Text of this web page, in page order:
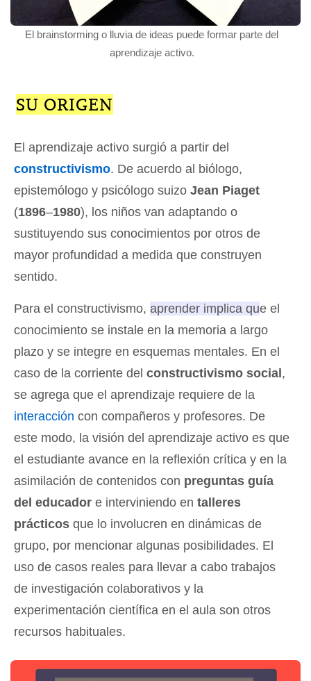
El brainstorming o lluvia de ideas puede formar parte del
aprendizaje activo.
SU ORIGEN
El aprendizaje activo surgió a partir del
constructivismo. De acuerdo al biólogo,
epistemólogo y psicólogo suizo Jean Piaget
(1896–1980), los niños van adaptando o
sustituyendo sus conocimientos por otros de
mayor profundidad a medida que construyen
sentido.
Para el constructivismo, aprender implica que el
conocimiento se instale en la memoria a largo
plazo y se integre en esquemas mentales. En el
caso de la corriente del constructivismo social ,
se agrega que el aprendizaje requiere de la
interacción con compañeros y profesores. De
este modo, la visión del aprendizaje activo es que
el estudiante avance en la reflexión crítica y en la
asimilación de contenidos con preguntas guía
del educador e interviniendo en talleres
prácticos que lo involucren en dinámicas de
grupo, por mencionar algunas posibilidades. El
uso de casos reales para llevar a cabo trabajos
de investigación colaborativos y la
experimentación científica en el aula son otros
recursos habituales.